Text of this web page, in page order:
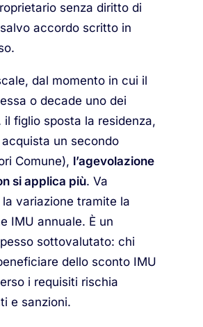
senza diritto di
accordo scritto in
dal momento in cui il
o decade uno dei
il figlio sposta la residenza,
un secondo
Comune), l’agevolazione
si applica più. Va
variazione tramite la
IMU annuale. È un
sottovalutato: chi
dello sconto IMU
i requisiti rischia
e sanzioni.